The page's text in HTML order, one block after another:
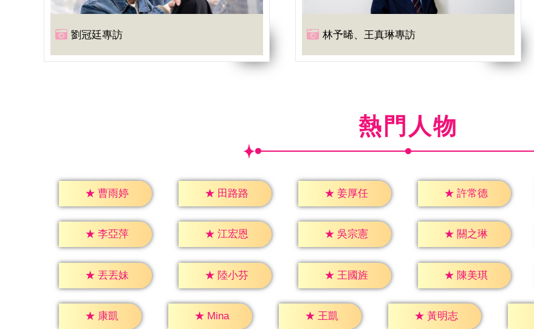
劉冠廷專訪 林予晞、王真琳專訪
熱門人物
★ 曹雨婷 ★ 田路路 ★ 姜厚任 ★ 許常德
★ 李亞萍 ★ 江宏恩 ★ 吳宗憲 ★ 關之琳
★ 丟丟妹 ★ 陸小芬 ★ 王國旌 ★ 陳美琪
★ 康凱 ★ Mina ★ 王凱 ★ 黃明志